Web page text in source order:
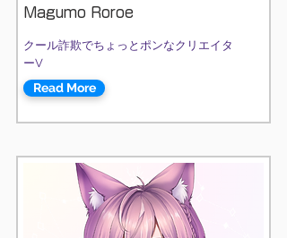
Magumo Roroe
クール詐欺でちょっとポンなクリエイタ
ーV
Read More